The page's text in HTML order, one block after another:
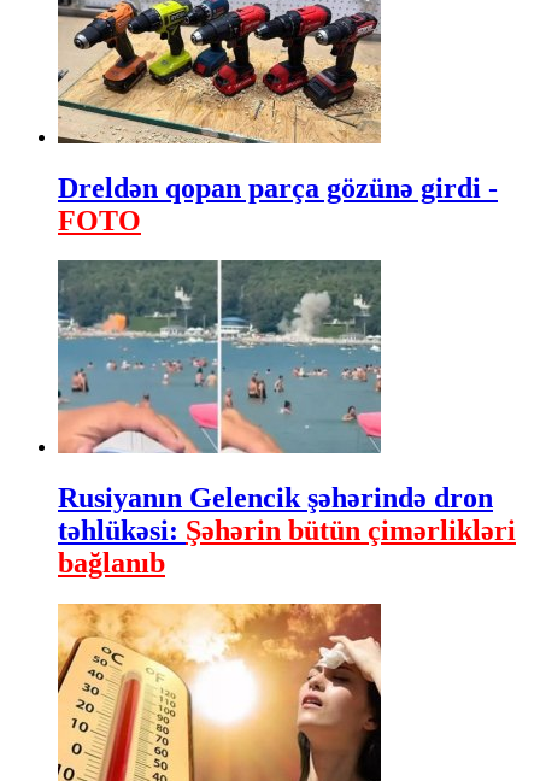
Dreldən qopan parça gözünə girdi -
FOTO
Rusiyanın Gelencik şəhərində dron
təhlükəsi: Şəhərin bütün çimərlikləri
bağlanıb